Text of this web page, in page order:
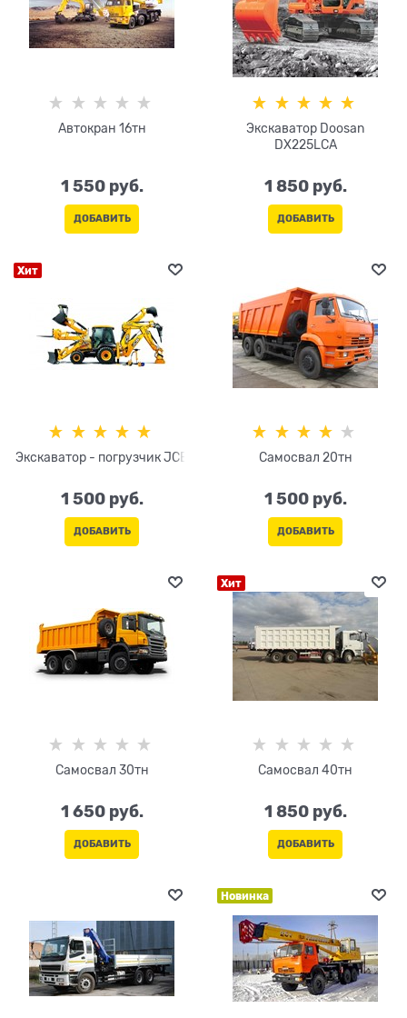
Автокран 16тн
1 550 руб.
ДОБАВИТЬ
Экскаватор Doosan
DX225LCA
1 850 руб.
ДОБАВИТЬ
Хит
Экскаватор - погрузчик JCB
1 500 руб.
ДОБАВИТЬ
Самосвал 20тн
1 500 руб.
ДОБАВИТЬ
Самосвал 30тн
1 650 руб.
ДОБАВИТЬ
Хит
Самосвал 40тн
1 850 руб.
ДОБАВИТЬ
Новинка